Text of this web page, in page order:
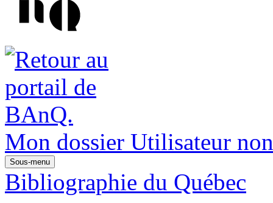
Mon dossier Utilisateur
Sous-menu
Bibliographie du Québec